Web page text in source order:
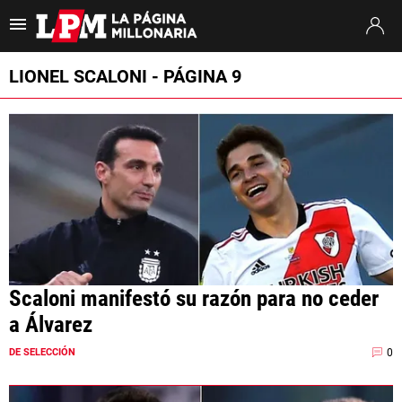
Es tendencia : Thiago Almada River Jaime Peñarol River
ULTIMAS NOTICIAS
STREAMING
TORNEO CLAUSURA
SUDAMERICANA
MERCADO DE PASES
FIXTURE
LIONEL SCALONI - PÁGINA 9
Scaloni manifestó su razón para no ceder
a Álvarez
DE SELECCIÓN 0